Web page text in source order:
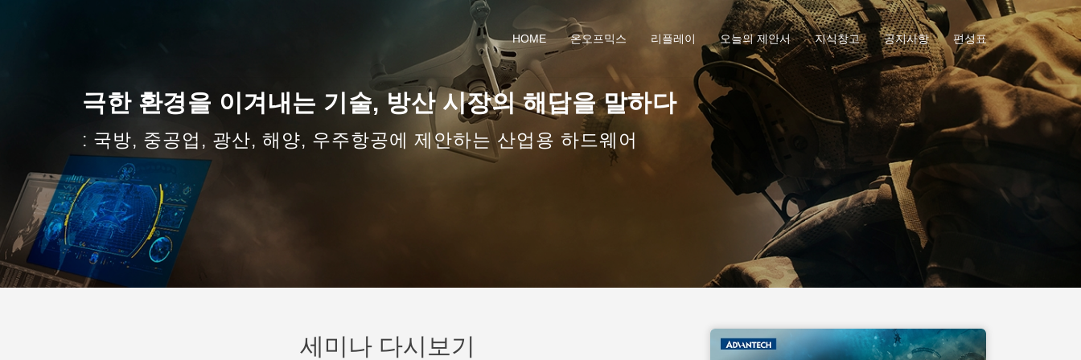
HOME 온오프믹스 리플레이 오늘의 제안서 지식창고 공지사항 편성표
극한 환경을 이겨내는 기술, 방산 시장의 해답을 말하다
: 국방, 중공업, 광산, 해양, 우주항공에 제안하는 산업용 하드웨어
세미나 다시보기